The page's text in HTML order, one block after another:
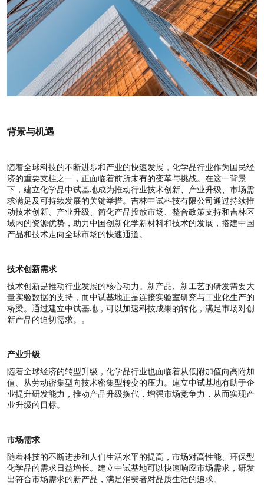
背景与机遇
随着全球科技的不断进步和产业的快速发展，化学品行业作为国民经
济的重要支柱之一，正面临着前所未有的变革与挑战。在这一背景
下，建立化学品中试基地成为推动行业技术创新、产业升级、市场需
求满足及可持续发展的关键举措。吉林中试科技有限公司通过持续推
动技术创新、产业升级、简化产品投放市场、整合政策支持和吉林区
域内的资源优势，助力中国创新化学新材料和技术的发展，搭建中国
产品和技术走向全球市场的快速通道。
技术创新需求
技术创新是推动行业发展的核心动力。新产品、新工艺的研发需要大
量实验数据的支持，而中试基地正是连接实验室研究与工业化生产的
桥梁。通过建立中试基地，可以加速科技成果的转化，满足市场对创
新产品的迫切需求。。
产业升级
随着全球经济的转型升级，化学品行业也面临着从低附加值向高附加
值、从劳动密集型向技术密集型转变的压力。建立中试基地有助于企
业提升研发能力，推动产品升级换代，增强市场竞争力，从而实现产
业升级的目标。
市场需求
随着科技的不断进步和人们生活水平的提高，市场对高性能、环保型
化学品的需求日益增长。建立中试基地可以快速响应市场需求，研发
出符合市场需求的新产品，满足消费者对品质生活的追求。